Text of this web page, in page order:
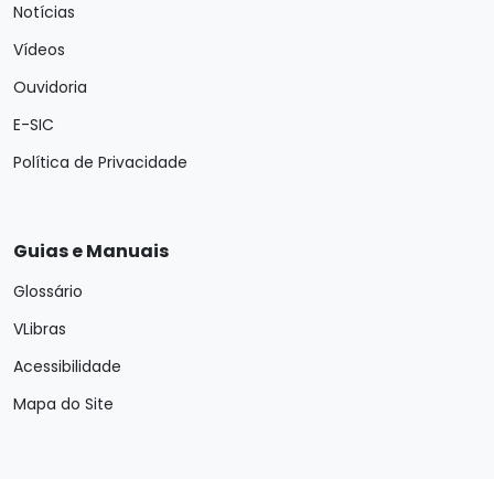
Notícias
Vídeos
Ouvidoria
E-SIC
Política de Privacidade
Guias e Manuais
Glossário
VLibras
Acessibilidade
Mapa do Site